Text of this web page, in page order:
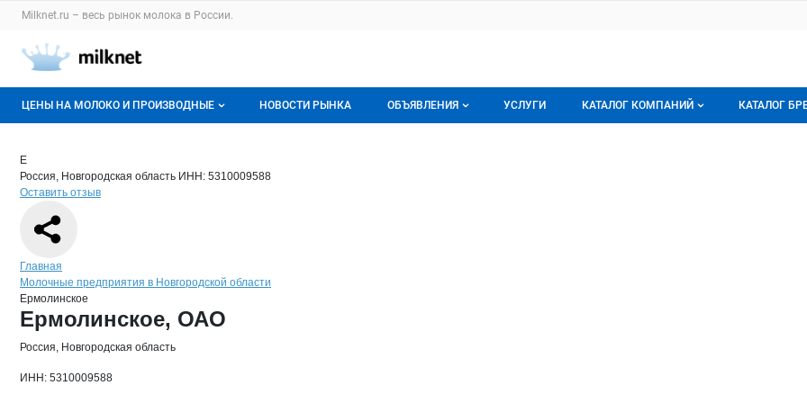
Раздел навигации по сайту milknet.ru
Milknet.ru – весь рынок молока в России.
Авторизация и меню пользователя
Навигация по разделам сайта milknet.ru
ЦЕНЫ НА МОЛОКО И ПРОИЗВОДНЫЕ
О мониторингах
Актуальные мониторинги
Отзывы
НОВОСТИ РЫНКА ОБЪЯВЛЕНИЯ УСЛУГИ КАТАЛОГ КОМПАНИЙ КАТАЛОГ
Страница компании
Страница компании
Краткая информация о компании
Е
Россия, Новгородская область ИНН: 5310009588
Оставить отзыв
Навигация по сайту
Главная
Молочные предприятия в Новгородской области
Ермолинское
Основная информация о компании
Ермолинское, ОАО
Россия, Новгородская область
ИНН: 5310009588